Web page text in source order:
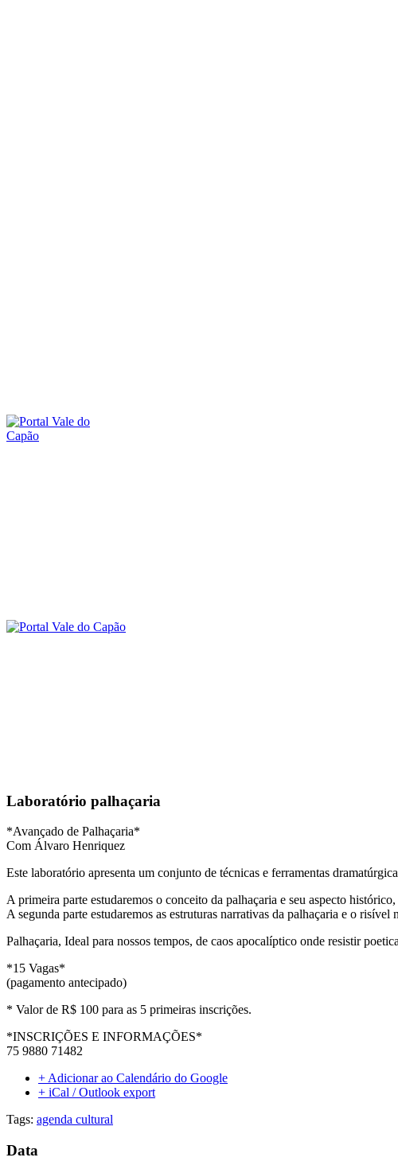
Laboratório palhaçaria
*Avançado de Palhaçaria*
Com Álvaro Henriquez
Este laboratório apresenta um conjunto de técnicas e ferramentas
A primeira parte estudaremos o conceito da palhaçaria e seu aspecto
A segunda parte estudaremos as estruturas narrativas da palhaçaria e o
Palhaçaria, Ideal para nossos tempos, de caos apocalíptico onde resistir
*15 Vagas*
(pagamento antecipado)
* Valor de R$ 100 para as 5 primeiras inscrições.
*INSCRIÇÕES E INFORMAÇÕES*
75 9880 71482
+ Adicionar ao Calendário do Google
+ iCal / Outlook export
Tags: agenda cultural
Data